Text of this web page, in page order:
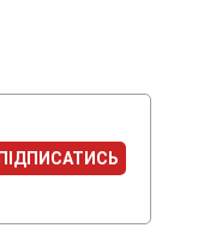
ПІДПИСАТИСЬ